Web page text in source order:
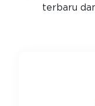
terbaru